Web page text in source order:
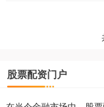
股票配资门户